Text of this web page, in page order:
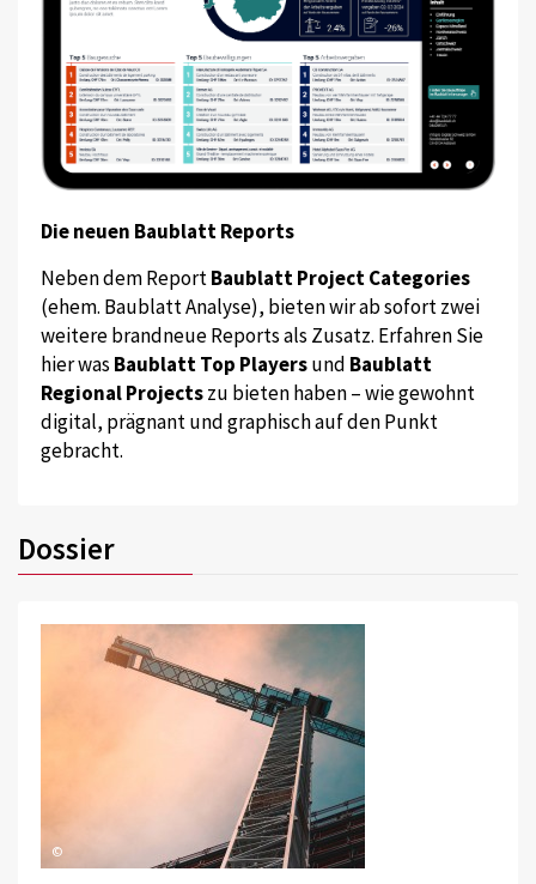
Die neuen Baublatt Reports
Neben dem ReportBaublatt Project Categories
(ehem. Baublatt Analyse), bieten wir ab sofort zwei
weitere brandneue Reports als Zusatz. Erfahren Sie
hier was Baublatt Top Playersund Baublatt
Regional Projectszu bieten haben – wie gewohnt
digital, prägnant und graphisch auf den Punkt
gebracht.
Dossier
©